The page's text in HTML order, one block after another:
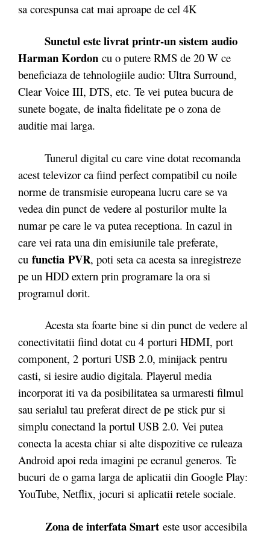
sa corespunsa cat mai aproape de cel 4K
Sunetul este livrat printr-un sistem audio
Harman Kordon cu o putere RMS de 20 W ce
beneficiaza de tehnologiile audio: Ultra Surround,
Clear Voice III, DTS, etc. Te vei putea bucura de
sunete bogate, de inalta fidelitate pe o zona de
auditie mai larga.
Tunerul digital cu care vine dotat recomanda
acest televizor ca fiind perfect compatibil cu noile
norme de transmisie europeana lucru care se va
vedea din punct de vedere al posturilor multe la
numar pe care le va putea receptiona. In cazul in
care vei rata una din emisiunile tale preferate,
cu functia PVR, poti seta ca acesta sa inregistreze
pe un HDD extern prin programare la ora si
programul dorit.
Acesta sta foarte bine si din punct de vedere al
conectivitatii fiind dotat cu 4 porturi HDMI, port
component, 2 porturi USB 2.0, minijack pentru
casti, si iesire audio digitala. Playerul media
incorporat iti va da posibilitatea sa urmaresti filmul
sau serialul tau preferat direct de pe stick pur si
simplu conectand la portul USB 2.0. Vei putea
conecta la acesta chiar si alte dispozitive ce ruleaza
Android apoi reda imagini pe ecranul generos. Te
bucuri de o gama larga de aplicatii din Google Play:
YouTube, Netflix, jocuri si aplicatii retele sociale.
Zona de interfata Smart este usor accesibila